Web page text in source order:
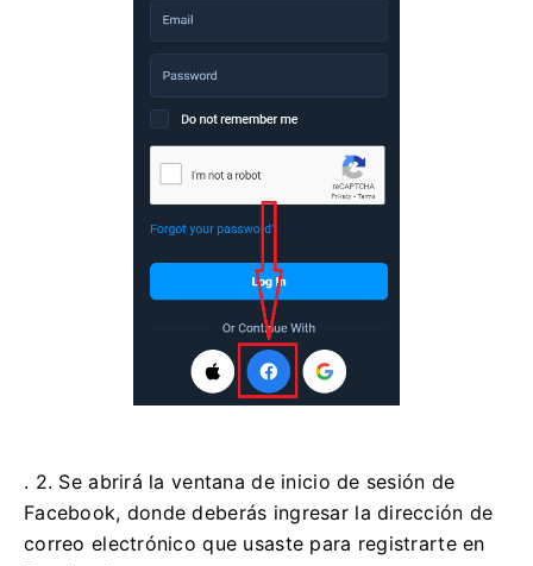
. 2. Se abrirá la ventana de inicio de sesión de
Facebook, donde deberás ingresar la dirección de
correo electrónico que usaste para registrarte en